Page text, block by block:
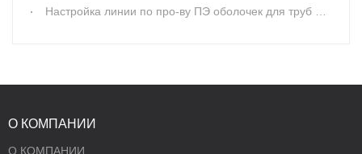
Настройка линии по про-ву ПЭ оболочек для труб в ППУ изоляции
О КОМПАНИИ
О КОМПАНИИ